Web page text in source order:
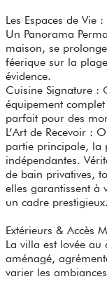
Les Espaces de Vie :
Un Panorama
maison, se
féerique sur la
évidence.
Cuisine Signature :
équipement
parfait pour des
L’Art de Recevoir :
partie principale, la
indépendantes.
de bain privatives,
elles garantissent à
un cadre prestigieux.
Extérieurs & Accès
La villa est lovée
aménagé,
varier les